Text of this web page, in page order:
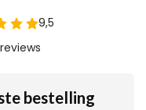
bestelling